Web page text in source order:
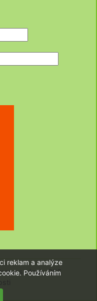
stránek,RSS
reklam a analýze
Používáním